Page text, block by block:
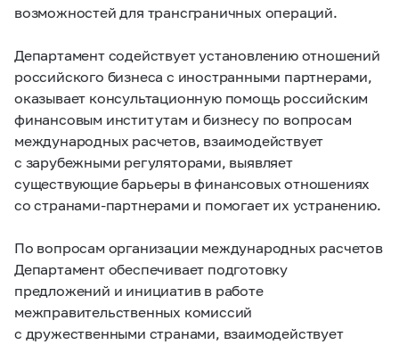
возможностей для трансграничных операций.
Департамент содействует установлению отношений
российского бизнеса с иностранными партнерами,
оказывает консультационную помощь российским
финансовым институтам и бизнесу по вопросам
международных расчетов, взаимодействует
с зарубежными регуляторами, выявляет
существующие барьеры в финансовых отношениях
со странами-партнерами и помогает их устранению.
По вопросам организации международных расчетов
Департамент обеспечивает подготовку
предложений и инициатив в работе
межправительственных комиссий
с дружественными странами, взаимодействует